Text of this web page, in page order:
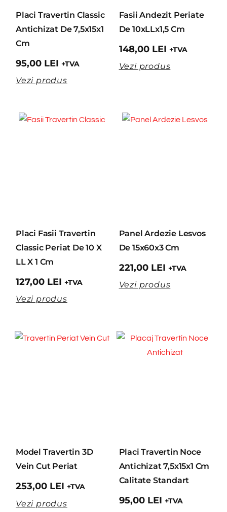
Placi Travertin Classic
Antichizat De 7,5x15x1
Cm
95,00 LEI +TVA
Vezi produs
Fasii Andezit Periate
De 10xLLx1,5 Cm
148,00 LEI +TVA
Vezi produs
Placi Fasii Travertin
Classic Periat De 10 X
LL X 1 Cm
127,00 LEI +TVA
Vezi produs
Panel Ardezie Lesvos
De 15x60x3 Cm
221,00 LEI +TVA
Vezi produs
Model Travertin 3D
Vein Cut Periat
253,00 LEI +TVA
Vezi produs
Placi Travertin Noce
Antichizat 7,5x15x1 Cm
Calitate Standart
95,00 LEI +TVA